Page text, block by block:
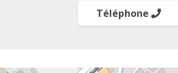
Téléphone